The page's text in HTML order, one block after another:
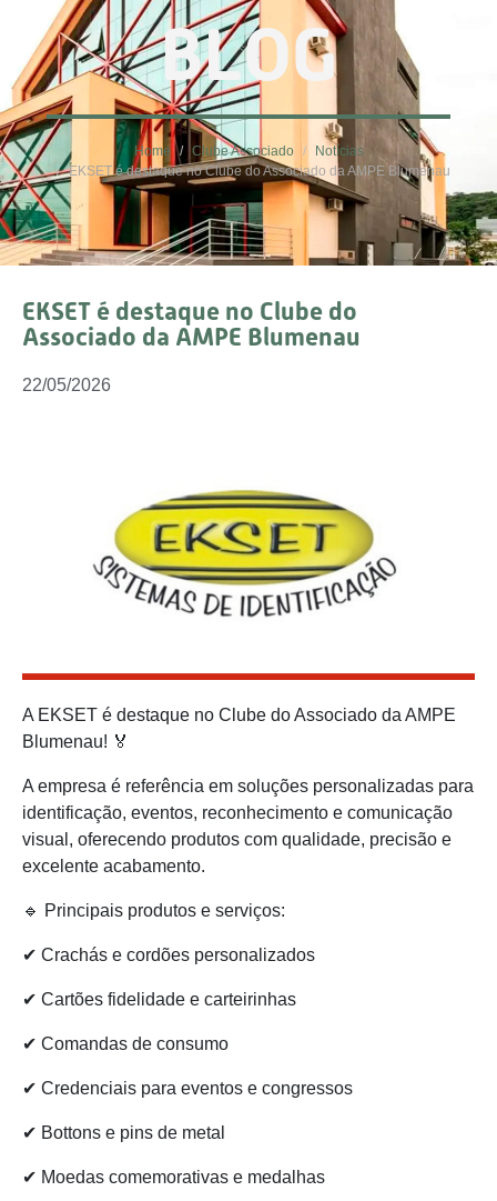
BLOG
Home Clube Associado
Notícias
EKSET é destaque no Clube do Associado da AMPE Blumenau
EKSET é destaque no Clube do
Associado da AMPE Blumenau
22/05/2026
A EKSET é destaque no Clube do Associado da AMPE
Blumenau! 🏅
A empresa é referência em soluções personalizadas para
identificação, eventos, reconhecimento e comunicação
visual, oferecendo produtos com qualidade, precisão e
excelente acabamento.
🔹 Principais produtos e serviços:
✔ Crachás e cordões personalizados
✔ Cartões fidelidade e carteirinhas
✔ Comandas de consumo
✔ Credenciais para eventos e congressos
✔ Bottons e pins de metal
✔ Moedas comemorativas e medalhas